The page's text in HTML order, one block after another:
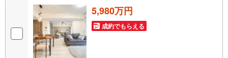
5,980万円
成約でもらえる